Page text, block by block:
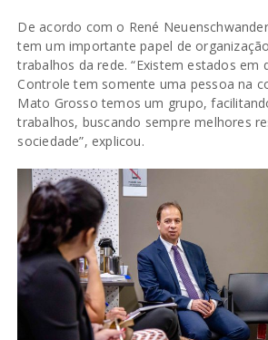
De acordo com o René
tem um importante papel de
trabalhos da rede. “Existem estados em
Controle tem somente uma pessoa na
Mato Grosso temos um grupo,
trabalhos, buscando sempre melhores
sociedade”, explicou.